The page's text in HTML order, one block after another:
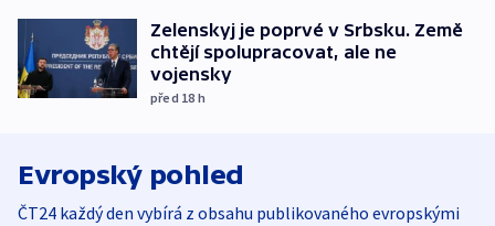
Zelenskyj je poprvé v Srbsku. Země
chtějí spolupracovat, ale ne
vojensky
před 18 h
Evropský pohled
ČT24 každý den vybírá z obsahu publikovaného evropskými